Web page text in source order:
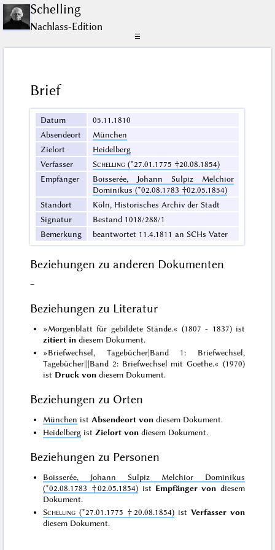
Schelling
Nachlass-Edition
☰
Brief
Datum
05.11.1810
Absendeort
München
Zielort
Heidelberg
Verfasser
Schelling (*27.01.1775 †20.08.1854)
Empfänger
Boisserée, Johann Sulpiz Melchior
Dominikus (*02.08.1783 †02.05.1854)
Standort
Köln, Historisches Archiv der Stadt
Signatur
Bestand 1018/288/1
Bemerkung
beantwortet 11.4.1811 an SCHs Vater
Beziehungen zu anderen Dokumenten
–
Beziehungen zu Literatur
»Morgenblatt für gebildete Stände.« (1807 - 1837) ist
zitiert in diesem Dokument.
»Briefwechsel, Tagebücher|Band 1: Briefwechsel,
Tagebücher|||Band 2: Briefwechsel mit Goethe.« (1970)
ist Druck von diesem Dokument.
Beziehungen zu Orten
München ist Absendeort von diesem Dokument.
Heidelberg istZielort von diesem Dokument.
Beziehungen zu Personen
Boisserée, Johann Sulpiz Melchior Dominikus
(*02.08.1783 †02.05.1854) ist Empfänger von diesem
Dokument.
Schelling (*27.01.1775 †20.08.1854)ist Verfasser von
diesem Dokument.